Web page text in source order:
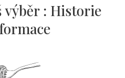
výběr : Historie